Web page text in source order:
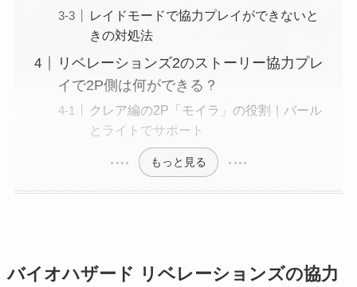
レイドモードで協力プレイができないと
きの対処法
リベレーションズ2のストーリー協力プレ
イで2P側は何ができる？
クレア編の2P「モイラ」の役割｜バール
とライトでサポート
もっと見る
バイオハザード リベレーションズの協力